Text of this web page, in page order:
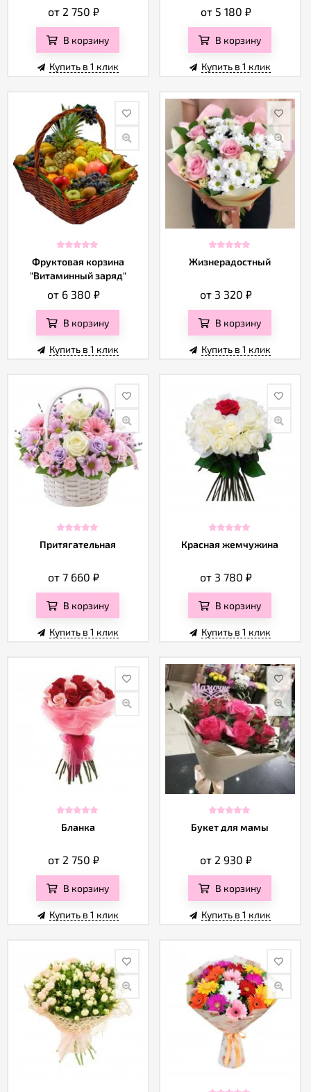
от 2 750₽
В корзину
Купить в 1 клик
от 5 180 ₽
В корзину
Купить в 1 клик
Фруктовая корзина
"Витаминный заряд"
от 6 380₽
В корзину
Купить в 1 клик
Жизнерадостный
от 3 320 ₽
В корзину
Купить в 1 клик
Притягательная
от 7 660₽
В корзину
Купить в 1 клик
Красная жемчужина
от 3 780 ₽
В корзину
Купить в 1 клик
Бланка
от 2 750₽
В корзину
Купить в 1 клик
Букет для мамы
от 2 930 ₽
В корзину
Купить в 1 клик